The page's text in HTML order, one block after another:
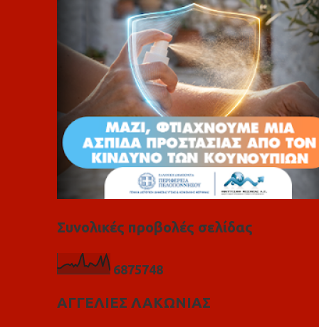
Συνολικές προβολές σελίδας
6875748
ΑΓΓΕΛΙΕΣ ΛΑΚΩΝΙΑΣ